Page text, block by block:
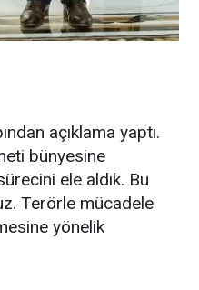
açıklama yaptı.
bünyesine
ele aldık. Bu
Terörle mücadele
yönelik